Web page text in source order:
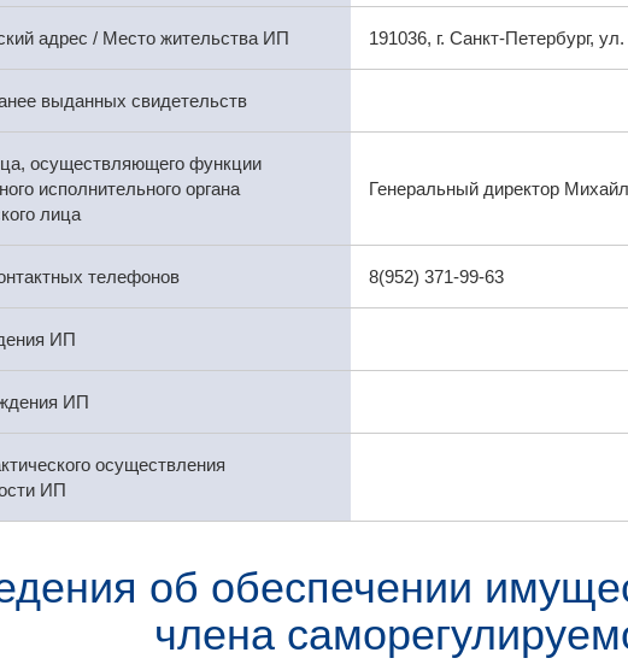
адрес / Место жительства ИП 191036, г. Санкт-Петербург,
выданных свидетельств
осуществляющего функции
исполнительного органа
лица
Генеральный директор
телефонов 8(952) 371-99-63
ИП
ИП
осуществления
ИП
об обеспечении
члена